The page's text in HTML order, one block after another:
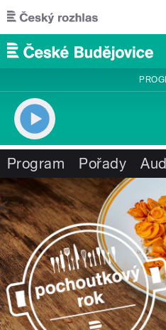
Přejít k hlavnímu obsahu
Program Pořady